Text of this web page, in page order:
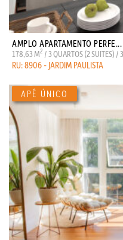
AMPLO APARTAMENTO PERFE...
178,63 M2 / 3 QUARTOS (2 SUITES) /
RU: 8906 - JARDIM PAULISTA